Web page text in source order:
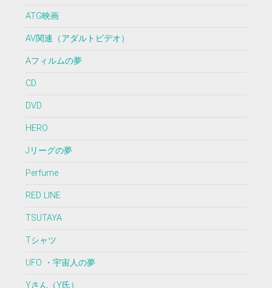
ATG映画
AV関連（アダルトビデオ）
Aフィルムの夢
CD
DVD
HERO
Jリーグの夢
Perfume
RED LINE
TSUTAYA
Tシャツ
UFO ・宇宙人の夢
Yさん（Y氏）